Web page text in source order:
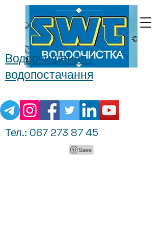
Водоочищення і
водопостачання
Тел.: 067 273 87 45